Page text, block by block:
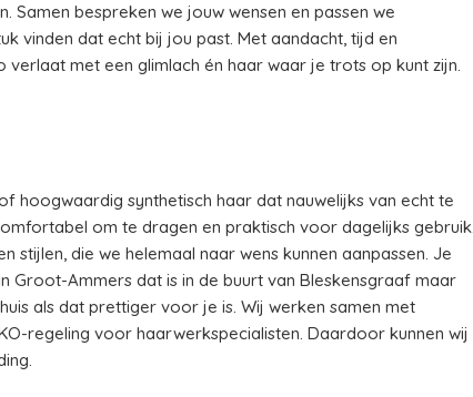
bespreken we jouw wensen en passen we
vinden dat echt bij jou past. Met aandacht, tijd en
met een glimlach én haar waar je trots op kunt zijn.
hoogwaardig synthetisch haar dat nauwelijks van echt te
om te dragen en praktisch voor dagelijks gebruik.
stijlen, die we helemaal naar wens kunnen aanpassen. Je
Groot-Ammers dat is in de buurt van Bleskensgraaf maar
als dat prettiger voor je is. Wij werken samen met
regeling voor haarwerkspecialisten. Daardoor kunnen wij